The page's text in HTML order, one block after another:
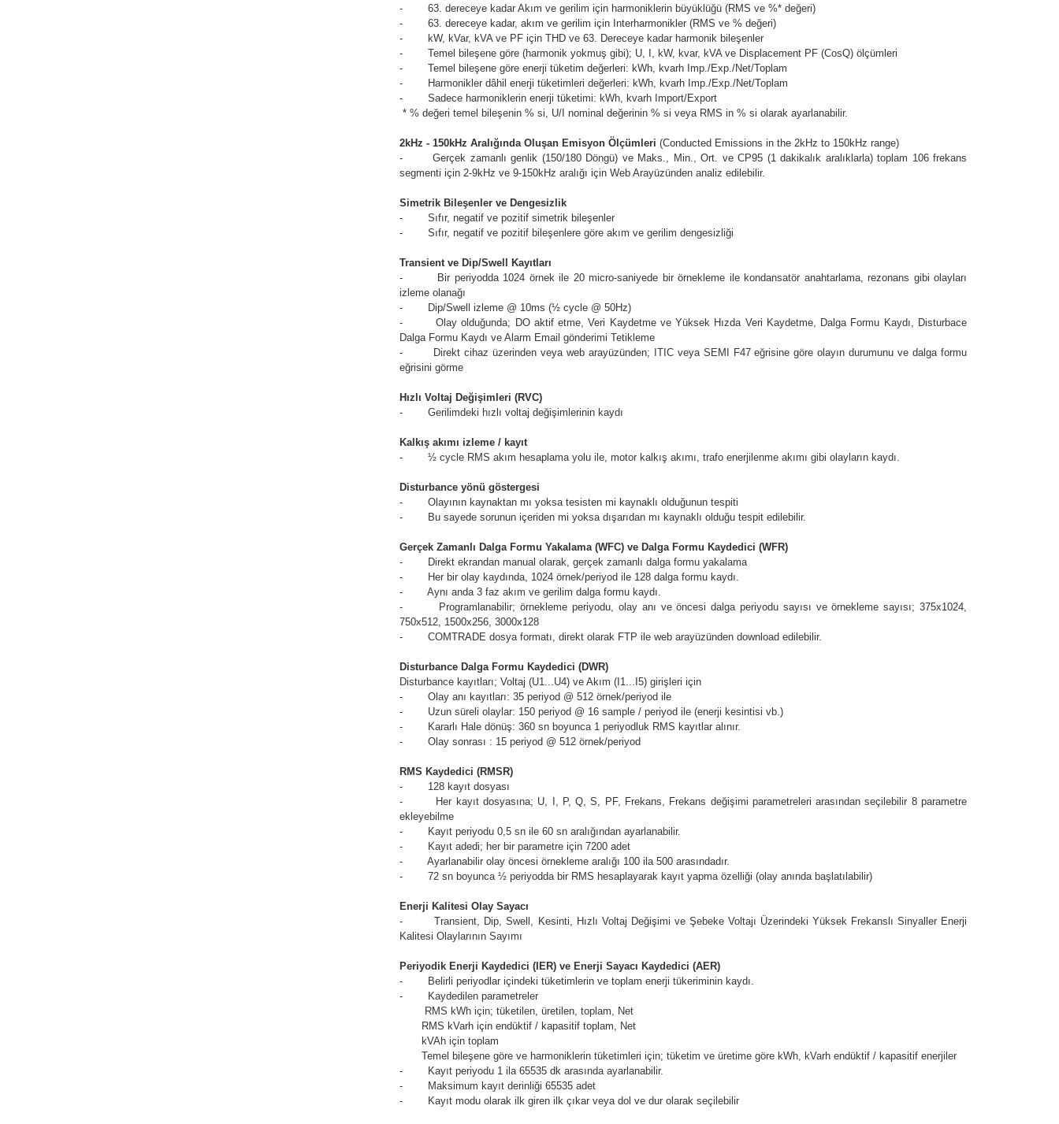
- 63. dereceye kadar Akım ve gerilim için harmoniklerin büyüklüğü (RMS ve %* değeri)
- 63. dereceye kadar, akım ve gerilim için Interharmonikler (RMS ve % değeri)
- kW, kVar, kVA ve PF için THD ve 63. Dereceye kadar harmonik bileşenler
- Temel bileşene göre (harmonik yokmuş gibi); U, I, kW, kvar, kVA ve Displacement PF (CosQ) ölçümleri
- Temel bileşene göre enerji tüketim değerleri: kWh, kvarh Imp./Exp./Net/Toplam
- Harmonikler dâhil enerji tüketimleri değerleri: kWh, kvarh Imp./Exp./Net/Toplam
- Sadece harmoniklerin enerji tüketimi: kWh, kvarh Import/Export
* % değeri temel bileşenin % si, U/I nominal değerinin % si veya RMS in % si olarak ayarlanabilir.
2kHz - 150kHz Aralığında Oluşan Emisyon Ölçümleri (Conducted Emissions in the 2kHz to 150kHz range)
- Gerçek zamanlı genlik (150/180 Döngü) ve Maks., Min., Ort. ve CP95 (1 dakikalık aralıklarla) toplam 106 frekans
segmenti için 2-9kHz ve 9-150kHz aralığı için Web Arayüzünden analiz edilebilir.
Simetrik Bileşenler ve Dengesizlik
- Sıfır, negatif ve pozitif simetrik bileşenler
- Sıfır, negatif ve pozitif bileşenlere göre akım ve gerilim dengesizliği
Transient ve Dip/Swell Kayıtları
- Bir periyodda 1024 örnek ile 20 micro-saniyede bir örnekleme ile kondansatör anahtarlama, rezonans gibi olayları
izleme olanağı
- Dip/Swell izleme @ 10ms (½ cycle @ 50Hz)
- Olay olduğunda; DO aktif etme, Veri Kaydetme ve Yüksek Hızda Veri Kaydetme, Dalga Formu Kaydı, Disturbace
Dalga Formu Kaydı ve Alarm Email gönderimi Tetikleme
- Direkt cihaz üzerinden veya web arayüzünden; ITIC veya SEMI F47 eğrisine göre olayın durumunu ve dalga formu
eğrisini görme
Hızlı Voltaj Değişimleri (RVC)
- Gerilimdeki hızlı voltaj değişimlerinin kaydı
Kalkış akımı izleme / kayıt
- ½ cycle RMS akım hesaplama yolu ile, motor kalkış akımı, trafo enerjilenme akımı gibi olayların kaydı.
Disturbance yönü göstergesi
- Olayının kaynaktan mı yoksa tesisten mi kaynaklı olduğunun tespiti
- Bu sayede sorunun içeriden mi yoksa dışarıdan mı kaynaklı olduğu tespit edilebilir.
Gerçek Zamanlı Dalga Formu Yakalama (WFC) ve Dalga Formu Kaydedici (WFR)
- Direkt ekrandan manual olarak, gerçek zamanlı dalga formu yakalama
- Her bir olay kaydında, 1024 örnek/periyod ile 128 dalga formu kaydı.
- Aynı anda 3 faz akım ve gerilim dalga formu kaydı.
- Programlanabilir; örnekleme periyodu, olay anı ve öncesi dalga periyodu sayısı ve örnekleme sayısı; 375x1024,
750x512, 1500x256, 3000x128
- COMTRADE dosya formatı, direkt olarak FTP ile web arayüzünden download edilebilir.
Disturbance Dalga Formu Kaydedici (DWR)
Disturbance kayıtları; Voltaj (U1...U4) ve Akım (I1...I5) girişleri için
- Olay anı kayıtları: 35 periyod @ 512 örnek/periyod ile
- Uzun süreli olaylar: 150 periyod @ 16 sample / periyod ile (enerji kesintisi vb.)
- Kararlı Hale dönüş: 360 sn boyunca 1 periyodluk RMS kayıtlar alınır.
- Olay sonrası : 15 periyod @ 512 örnek/periyod
RMS Kaydedici (RMSR)
- 128 kayıt dosyası
- Her kayıt dosyasına; U, I, P, Q, S, PF, Frekans, Frekans değişimi parametreleri arasından seçilebilir 8 parametre
ekleyebilme
- Kayıt periyodu 0,5 sn ile 60 sn aralığından ayarlanabilir.
- Kayıt adedi; her bir parametre için 7200 adet
- Ayarlanabilir olay öncesi örnekleme aralığı 100 ila 500 arasındadır.
- 72 sn boyunca ½ periyodda bir RMS hesaplayarak kayıt yapma özelliği (olay anında başlatılabilir)
Enerji Kalitesi Olay Sayacı
- Transient, Dip, Swell, Kesinti, Hızlı Voltaj Değişimi ve Şebeke Voltajı Üzerindeki Yüksek Frekanslı Sinyaller Enerji
Kalitesi Olaylarının Sayımı
Periyodik Enerji Kaydedici (IER) ve Enerji Sayacı Kaydedici (AER)
- Belirli periyodlar içindeki tüketimlerin ve toplam enerji tükeriminin kaydı.
- Kaydedilen parametreler
RMS kWh için; tüketilen, üretilen, toplam, Net
RMS kVarh için endüktif / kapasitif toplam, Net
kVAh için toplam
Temel bileşene göre ve harmoniklerin tüketimleri için; tüketim ve üretime göre kWh, kVarh endüktif / kapasitif enerjiler
- Kayıt periyodu 1 ila 65535 dk arasında ayarlanabilir.
- Maksimum kayıt derinliği 65535 adet
- Kayıt modu olarak ilk giren ilk çıkar veya dol ve dur olarak seçilebilir